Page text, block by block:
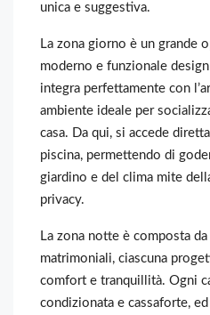
unica e suggestiva.
La zona giorno è un grande
moderno e funzionale
integra perfettamente con
ambiente ideale per
casa. Da qui, si accede
piscina, permettendo di
giardino e del clima mite
privacy.
La zona notte è composta
matrimoniali, ciascuna
comfort e tranquillità. Ogni
condizionata e cassaforte,